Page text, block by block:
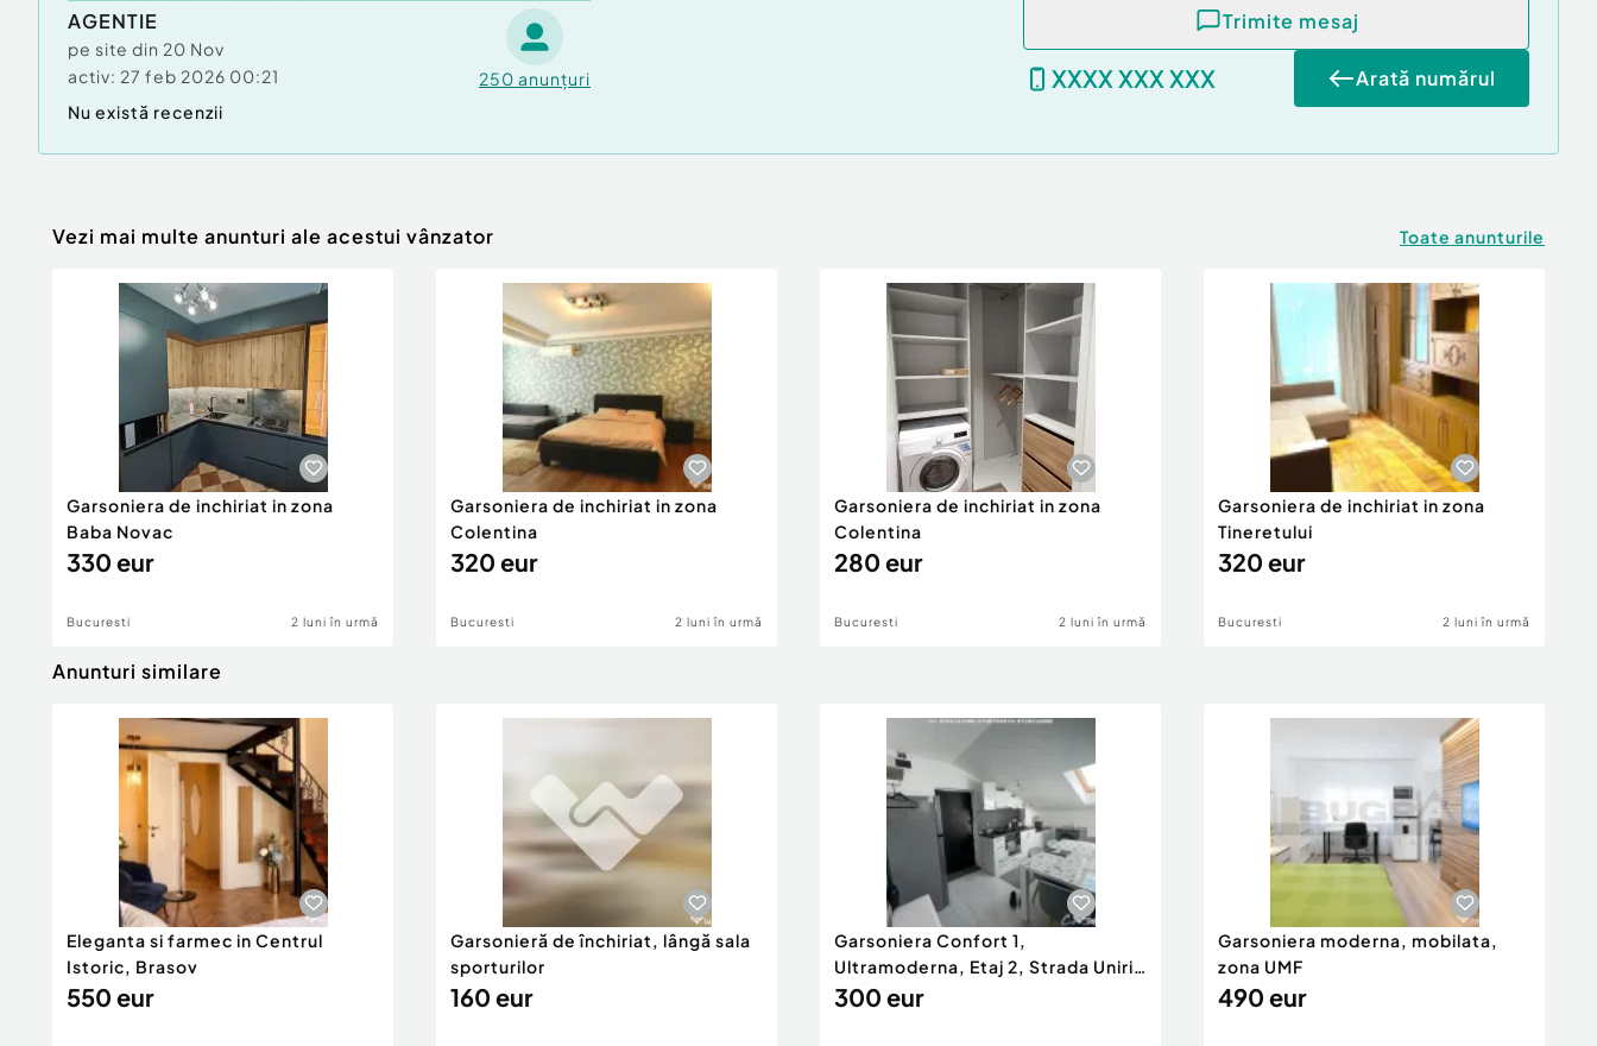
AGENTIE
pe site din 20 Nov
activ: 27 feb 2026 00:21 250 anunțuri
Nu există recenzii
Trimite mesaj
XXXX XXX XXX Arată numărul
Vezi mai multe anunturi ale acestui vânzator Toate anunturile
Garsoniera de inchiriat in zona
Baba Novac
330 eur
Bucuresti 2 luni în urmă
Garsoniera de inchiriat in zona
Colentina
320 eur
Bucuresti 2 luni în urmă
Garsoniera de inchiriat in zona
Colentina
280 eur
Bucuresti 2 luni în urmă
Garsoniera de inchiriat in zona
Tineretului
320 eur
Bucuresti 2 luni în urmă
Anunturi similare
Eleganta si farmec in Centrul
Istoric, Brasov
550 eur
Garsonieră de închiriat, lângă sala
sporturilor
160 eur
Garsoniera Confort 1,
Ultramoderna, Etaj 2, Strada Unirii
2
300 eur
Garsoniera moderna, mobilata,
zona UMF
490 eur